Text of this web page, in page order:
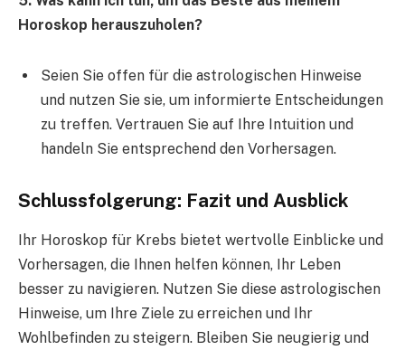
Horoskop herauszuholen?
Seien Sie offen für die astrologischen Hinweise
und nutzen Sie sie, um informierte Entscheidungen
zu treffen. Vertrauen Sie auf Ihre Intuition und
handeln Sie entsprechend den Vorhersagen.
Schlussfolgerung: Fazit und Ausblick
Ihr Horoskop für Krebs bietet wertvolle Einblicke und
Vorhersagen, die Ihnen helfen können, Ihr Leben
besser zu navigieren. Nutzen Sie diese astrologischen
Hinweise, um Ihre Ziele zu erreichen und Ihr
Wohlbefinden zu steigern. Bleiben Sie neugierig und